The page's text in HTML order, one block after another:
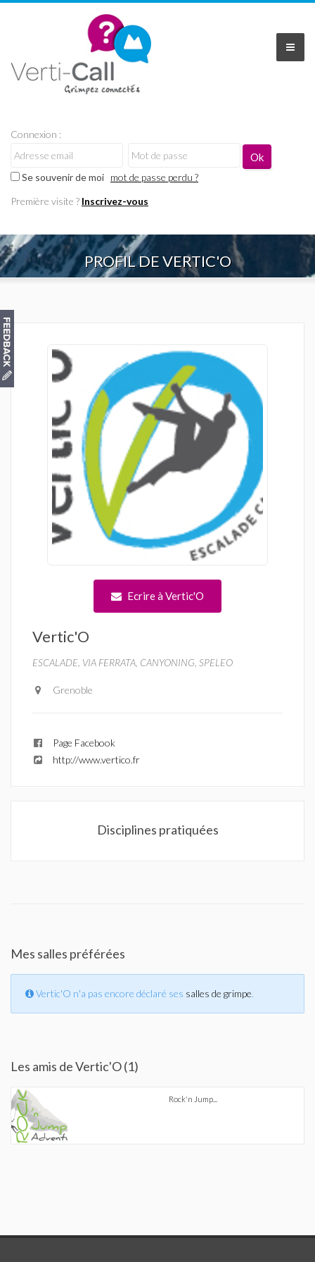
Connexion :
Se souvenir de moi mot de passe perdu ?
Première visite ? Inscrivez-vous
PROFIL DE VERTIC'O
Ecrire à Vertic'O
Vertic'O
ESCALADE, VIA FERRATA, CANYONING, SPELEO
Grenoble
Page Facebook
http://www.vertico.fr
Disciplines pratiquées
Mes salles préférées
Vertic'O n'a pas encore déclaré ses salles de grimpe.
Les amis de Vertic'O (1)
Rock'n Jump...